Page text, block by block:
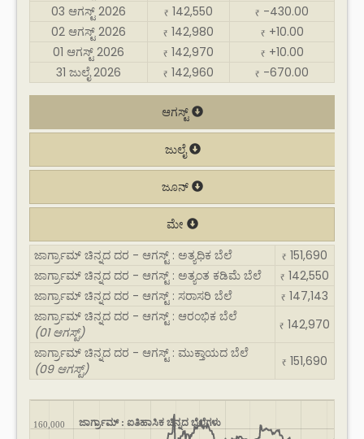
03 ಆಗಸ್ಟ್ 2026
₹ 142,550 ₹ -430.00
02 ಆಗಸ್ಟ್ 2026
₹ 142,980 ₹ +10.00
01 ಆಗಸ್ಟ್ 2026
₹ 142,970 ₹ +10.00
31 ಜುಲೈ 2026
₹ 142,960 ₹ -670.00
ಆಗಸ್ಟ್
ಜುಲೈ
ಜೂನ್
ಮೇ
ಜಾರ್ಗ್ರಾಮ್ ಚಿನ್ನದ ದರ - ಆಗಸ್ಟ್ : ಅತ್ಯಧಿಕ ಬೆಲೆ
₹ 151,690
ಜಾರ್ಗ್ರಾಮ್ ಚಿನ್ನದ ದರ - ಆಗಸ್ಟ್ : ಅತ್ಯಂತ ಕಡಿಮೆ ಬೆಲೆ
₹ 142,550
ಜಾರ್ಗ್ರಾಮ್ ಚಿನ್ನದ ದರ - ಆಗಸ್ಟ್ : ಸರಾಸರಿ ಬೆಲೆ
₹ 147,143
ಜಾರ್ಗ್ರಾಮ್ ಚಿನ್ನದ ದರ - ಆಗಸ್ಟ್ : ಆರಂಭಿಕ ಬೆಲೆ
(01 ಆಗಸ್ಟ್)
₹ 142,970
ಜಾರ್ಗ್ರಾಮ್ ಚಿನ್ನದ ದರ - ಆಗಸ್ಟ್ : ಮುಕ್ತಾಯದ ಬೆಲೆ
(09 ಆಗಸ್ಟ್)
₹ 151,690
ಜಾರ್ಗ್ರಾಮ್ : ಐತಿಹಾಸಿಕ ಚಿನ್ನದ ಬೆಲೆಗಳು
160,000